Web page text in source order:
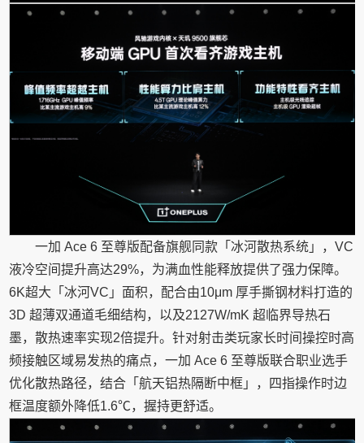
一加 Ace 6 至尊版配备旗舰同款「冰河散热系统」，VC
液冷空间提升高达29%，为满血性能释放提供了强力保障。
6K超大「冰河VC」面积，配合由10μm 厚手撕钢材料打造的
3D 超薄双通道毛细结构，以及2127W/mK 超临界导热石
墨，散热速率实现2倍提升。针对射击类玩家长时间操控时高
频接触区域易发热的痛点，一加 Ace 6 至尊版联合职业选手
优化散热路径，结合「航天铝热隔断中框」，四指操作时边
框温度额外降低1.6℃，握持更舒适。